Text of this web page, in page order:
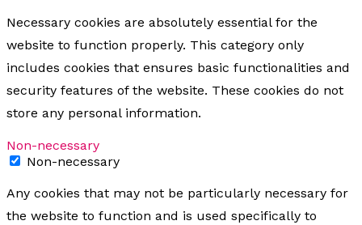
Necessary cookies are absolutely essential for the
website to function properly. This category only
includes cookies that ensures basic functionalities and
security features of the website. These cookies do not
store any personal information.
Non-necessary
Non-necessary
Any cookies that may not be particularly necessary for
the website to function and is used specifically to